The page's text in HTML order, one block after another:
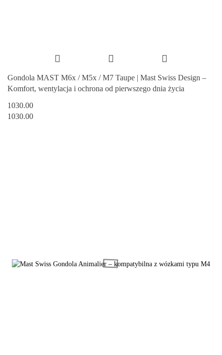
Gondola MAST M6x / M5x / M7 Taupe | Mast Swiss Design –
Komfort, wentylacja i ochrona od pierwszego dnia życia
1030.00
1030.00